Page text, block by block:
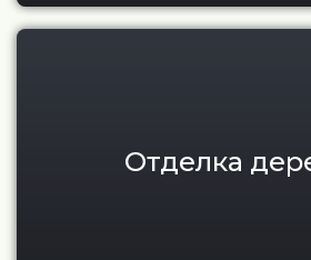
Отделка